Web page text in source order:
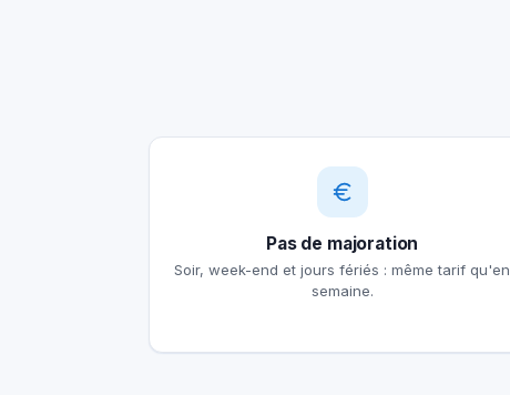
Pas de majoration
Soir, week-end et jours fériés : même tarif qu'en
semaine.